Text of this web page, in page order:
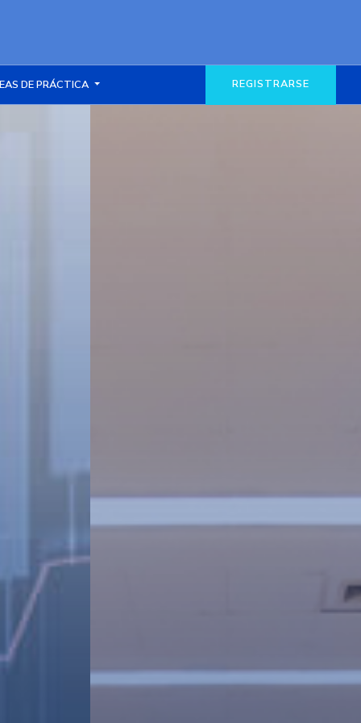
DE PRÁCTICA REGISTRARSE